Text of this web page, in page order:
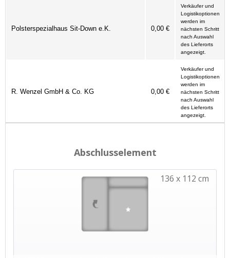
Polsterspezialhaus Sit-Down e.K. 0,00 €
Verkäufer und
Logistikoptionen
werden im
nächsten Schritt
nach Auswahl
des Lieferorts
angezeigt.
R. Wenzel GmbH & Co. KG 0,00 €
Verkäufer und
Logistikoptionen
werden im
nächsten Schritt
nach Auswahl
des Lieferorts
angezeigt.